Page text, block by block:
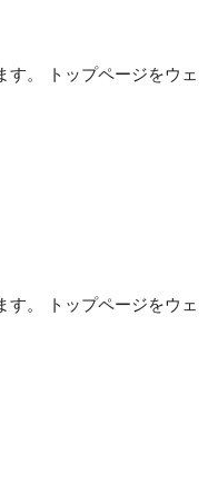
す。 トップページをウェ
す。 トップページをウェ